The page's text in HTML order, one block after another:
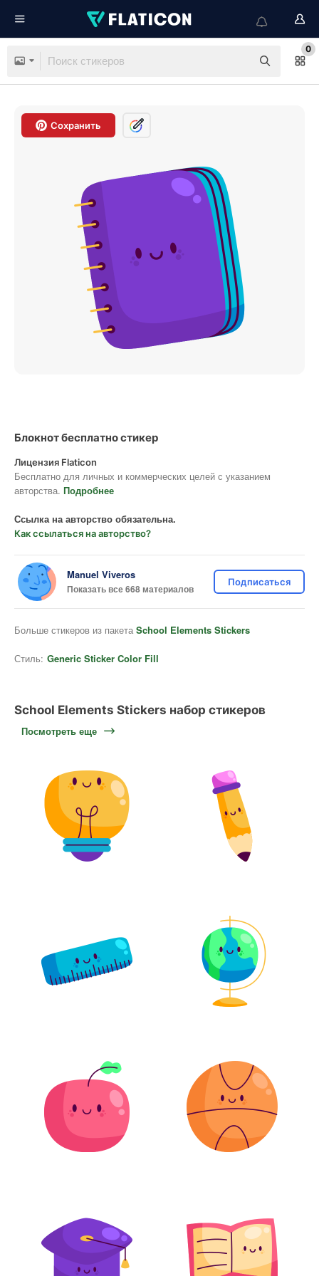
0
Сохранить
Блокнот бесплатно стикер
Лицензия Flaticon
Бесплатно для личных и коммерческих целей с указанием
авторства. Подробнее
Ссылка на авторство обязательна.
Как ссылаться на авторство?
Manuel Viveros
Показать все 668 материалов
Подписаться
Больше стикеров из пакета School Elements Stickers
Стиль: Generic Sticker Color Fill
School Elements Stickers набор стикеров
Посмотреть еще